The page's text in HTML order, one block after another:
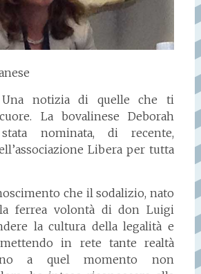
Una notizia di quelle che ti
La bovalinese Deborah
nominata, di recente,
Libera per tutta
che il sodalizio, nato
ferrea volontà di don Luigi
la cultura della legalità e
mettendo in rete tante realtà
a quel momento non